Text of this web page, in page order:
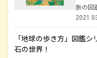
旅の図
「地球の歩き方」図鑑
石の世界！